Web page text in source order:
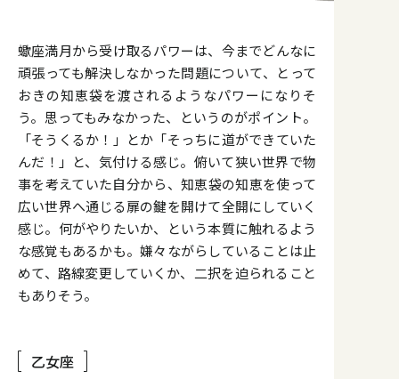
蠍座満月から受け取るパワーは、今までどんなに
頑張っても解決しなかった問題について、とって
おきの知恵袋を渡されるようなパワーになりそ
う。思ってもみなかった、というのがポイント。
「そうくるか！」とか「そっちに道ができていた
んだ！」と、気付ける感じ。俯いて狭い世界で物
事を考えていた自分から、知恵袋の知恵を使って
広い世界へ通じる扉の鍵を開けて全開にしていく
感じ。何がやりたいか、という本質に触れるよう
な感覚もあるかも。嫌々ながらしていることは止
めて、路線変更していくか、二択を迫られること
もありそう。
乙女座